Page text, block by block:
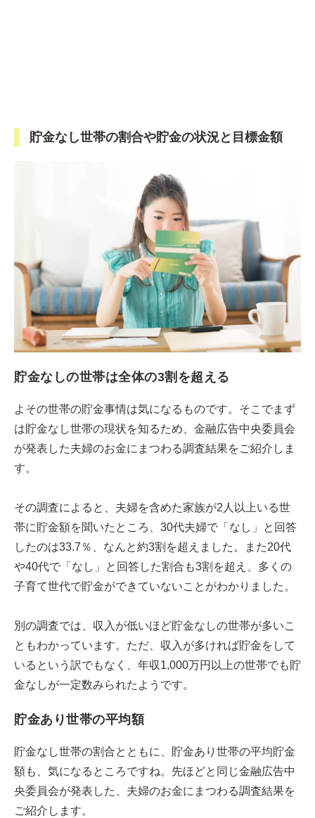
貯金なし世帯の割合や貯金の状況と目標金額
貯金なしの世帯は全体の3割を超える
よその世帯の貯金事情は気になるものです。そこでまず
は貯金なし世帯の現状を知るため、金融広告中央委員会
が発表した夫婦のお金にまつわる調査結果をご紹介しま
す。
その調査によると、夫婦を含めた家族が2人以上いる世
帯に貯金額を聞いたところ、30代夫婦で「なし」と回答
したのは33.7％、なんと約3割を超えました。また20代
や40代で「なし」と回答した割合も3割を超え、多くの
子育て世代で貯金ができていないことがわかりました。
別の調査では、収入が低いほど貯金なしの世帯が多いこ
ともわかっています。ただ、収入が多ければ貯金をして
いるという訳でもなく、年収1,000万円以上の世帯でも貯
金なしが一定数みられたようです。
貯金あり世帯の平均額
貯金なし世帯の割合とともに、貯金あり世帯の平均貯金
額も、気になるところですね。先ほどと同じ金融広告中
央委員会が発表した、夫婦のお金にまつわる調査結果を
ご紹介します。